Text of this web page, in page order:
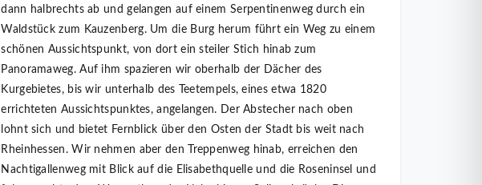
dann halbrechts ab und gelangen auf einem Serpentinenweg durch ein
Waldstück zum Kauzenberg. Um die Burg herum führt ein Weg zu einem
schönen Aussichtspunkt, von dort ein steiler Stich hinab zum
Panoramaweg. Auf ihm spazieren wir oberhalb der Dächer des
Kurgebietes, bis wir unterhalb des Teetempels, eines etwa 1820
errichteten Aussichtspunktes, angelangen. Der Abstecher nach oben
lohnt sich und bietet Fernblick über den Osten der Stadt bis weit nach
Rheinhessen. Wir nehmen aber den Treppenweg hinab, erreichen den
Nachtigallenweg mit Blick auf die Elisabethquelle und die Roseninsel und